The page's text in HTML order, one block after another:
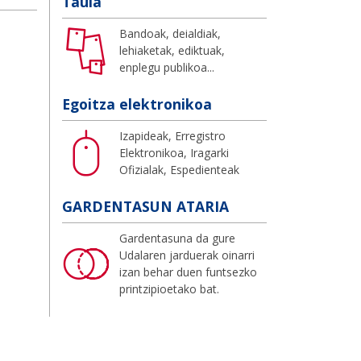
Bandoak, deialdiak,
lehiaketak, ediktuak,
enplegu publikoa...
Egoitza elektronikoa
Izapideak, Erregistro
Elektronikoa, Iragarki
Ofizialak, Espedienteak
GARDENTASUN ATARIA
Gardentasuna da gure
Udalaren jarduerak oinarri
izan behar duen funtsezko
printzipioetako bat.